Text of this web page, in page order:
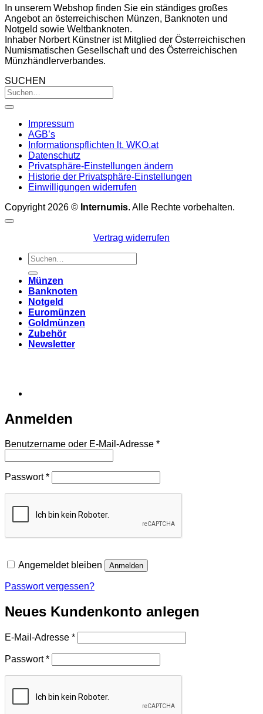
In unserem Webshop finden Sie ein ständiges großes
Angebot an österreichischen Münzen, Banknoten und
Notgeld sowie Weltbanknoten.
Inhaber Norbert Künstner ist Mitglied der Österreichischen
Numismatischen Gesellschaft und des Österreichischen
Münzhändlerverbandes.
SUCHEN
Impressum
AGB’s
Informationspflichten lt. WKO.at
Datenschutz
Privatsphäre-Einstellungen ändern
Historie der Privatsphäre-Einstellungen
Einwilligungen widerrufen
Copyright 2026 © Internumis. Alle Rechte vorbehalten.
Vertrag widerrufen
Suchen
nach:
Münzen
Banknoten
Notgeld
Euromünzen
Goldmünzen
Zubehör
Newsletter
Anmelden
Benutzername oder E-Mail-Adresse *Erforderlich
Passwort*Erforderlich
Angemeldet bleiben Anmelden
Passwort vergessen?
Neues Kundenkonto anlegen
E-Mail-Adresse *Erforderlich
Passwort*Erforderlich